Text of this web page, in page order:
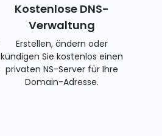
Kostenlose DNS-
Verwaltung
Erstellen, ändern oder
kündigen Sie kostenlos einen
privaten NS-Server für Ihre
Domain-Adresse.